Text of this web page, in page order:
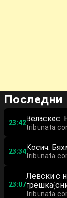
Последни
23:42Веласкес:
23:34Косич:
23:07
Левски с